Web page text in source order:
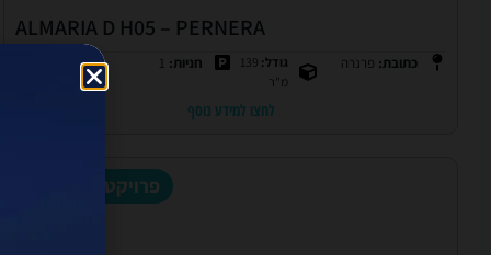
ALMARIA D H05 – PERNERA
כתובת: פרנרה גודל: 139
מ"ר
חניות: 1
לחצו למידע נוסף
פרויקטים חדשים